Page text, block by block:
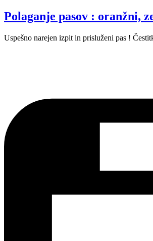
Polaganje pasov : oranžni,
Uspešno narejen izpit in prisluženi pas !